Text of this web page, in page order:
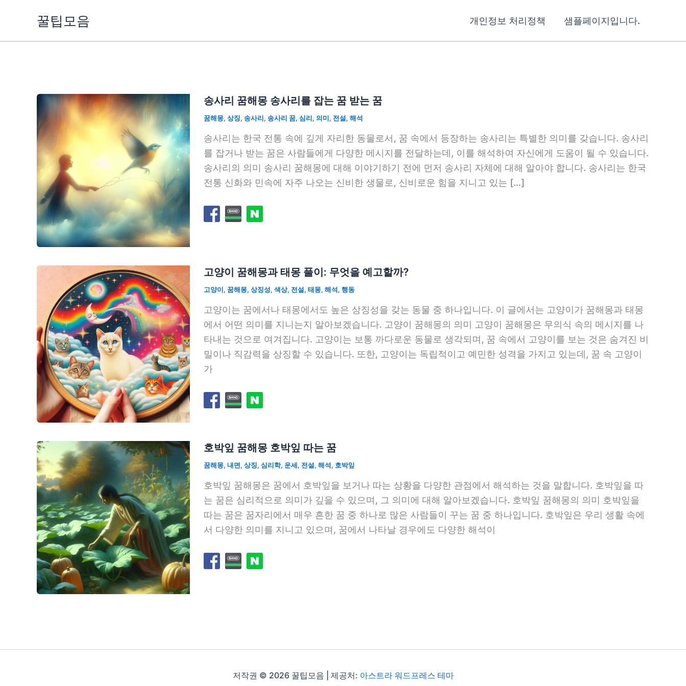
꿀팁모음 개인정보 처리정책 샘플페이지입니다.
송사리 꿈해몽 송사리를 잡는 꿈 받는 꿈
꿈해몽, 상징, 송사리, 송사리 꿈, 심리, 의미, 전설, 해석
송사리는 한국 전통 속에 깊게 자리한 동물로서, 꿈 속에서 등장하는 송사리는 특별한 의미를 갖습니다. 송사리
를 잡거나 받는 꿈은 사람들에게 다양한 메시지를 전달하는데, 이를 해석하여 자신에게 도움이 될 수 있습니다.
송사리의 의미 송사리 꿈해몽에 대해 이야기하기 전에 먼저 송사리 자체에 대해 알아야 합니다. 송사리는 한국
전통 신화와 민속에 자주 나오는 신비한 생물로, 신비로운 힘을 지니고 있는 […]
고양이 꿈해몽과 태몽 풀이: 무엇을 예고할까?
고양이, 꿈해몽, 상징성, 색상, 전설, 태몽, 해석, 행동
고양이는 꿈에서나 태몽에서도 높은 상징성을 갖는 동물 중 하나입니다. 이 글에서는 고양이가 꿈해몽과 태몽
에서 어떤 의미를 지니는지 알아보겠습니다. 고양이 꿈해몽의 의미 고양이 꿈해몽은 무의식 속의 메시지를 나
타내는 것으로 여겨집니다. 고양이는 보통 까다로운 동물로 생각되며, 꿈 속에서 고양이를 보는 것은 숨겨진 비
밀이나 직감력을 상징할 수 있습니다. 또한, 고양이는 독립적이고 예민한 성격을 가지고 있는데, 꿈 속 고양이
가
호박잎 꿈해몽 호박잎 따는 꿈
꿈해몽, 내면, 상징, 심리학, 운세, 전설, 해석, 호박잎
호박잎 꿈해몽은 꿈에서 호박잎을 보거나 따는 상황을 다양한 관점에서 해석하는 것을 말합니다. 호박잎을 따
는 꿈은 심리적으로 의미가 깊을 수 있으며, 그 의미에 대해 알아보겠습니다. 호박잎 꿈해몽의 의미 호박잎을
따는 꿈은 꿈자리에서 매우 흔한 꿈 중 하나로 많은 사람들이 꾸는 꿈 중 하나입니다. 호박잎은 우리 생활 속에
서 다양한 의미를 지니고 있으며, 꿈에서 나타날 경우에도 다양한 해석이
저작권 © 2026 꿀팁모음 | 제공처: 아스트라 워드프레스 테마